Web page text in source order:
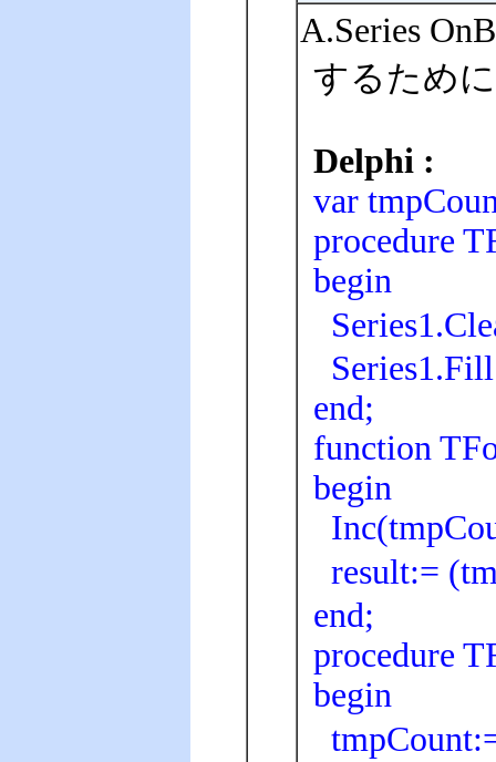
A.Series
するため
Delphi :
var
procedure
begin
end;
function
begin
result:=
end;
procedure
begin